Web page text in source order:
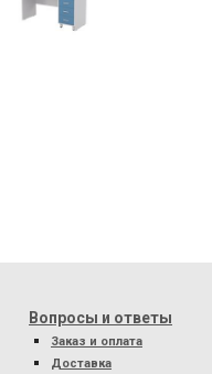
Вопросы и ответы
Заказ и оплата
Доставка